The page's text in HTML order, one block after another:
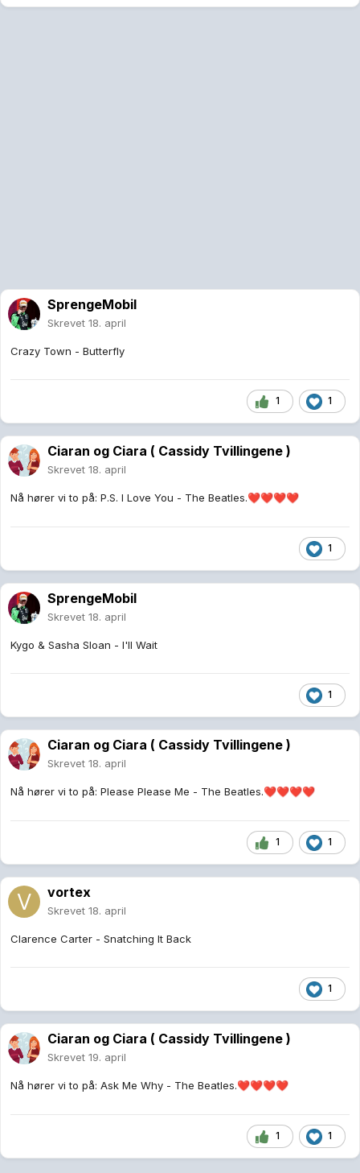
SprengeMobil
Skrevet 18. april
Crazy Town - Butterfly
1 1
Ciaran og Ciara ( Cassidy Tvillingene )
Skrevet 18. april
Nå hører vi to på: P.S. I Love You - The Beatles.❤️❤️❤️❤️
1
SprengeMobil
Skrevet 18. april
Kygo & Sasha Sloan - I'll Wait
1
Ciaran og Ciara ( Cassidy Tvillingene )
Skrevet 18. april
Nå hører vi to på: Please Please Me - The Beatles.❤️❤️❤️❤️
1 1
vortex
Skrevet 18. april
Clarence Carter - Snatching It Back
1
Ciaran og Ciara ( Cassidy Tvillingene )
Skrevet 19. april
Nå hører vi to på: Ask Me Why - The Beatles.❤️❤️❤️❤️
1 1